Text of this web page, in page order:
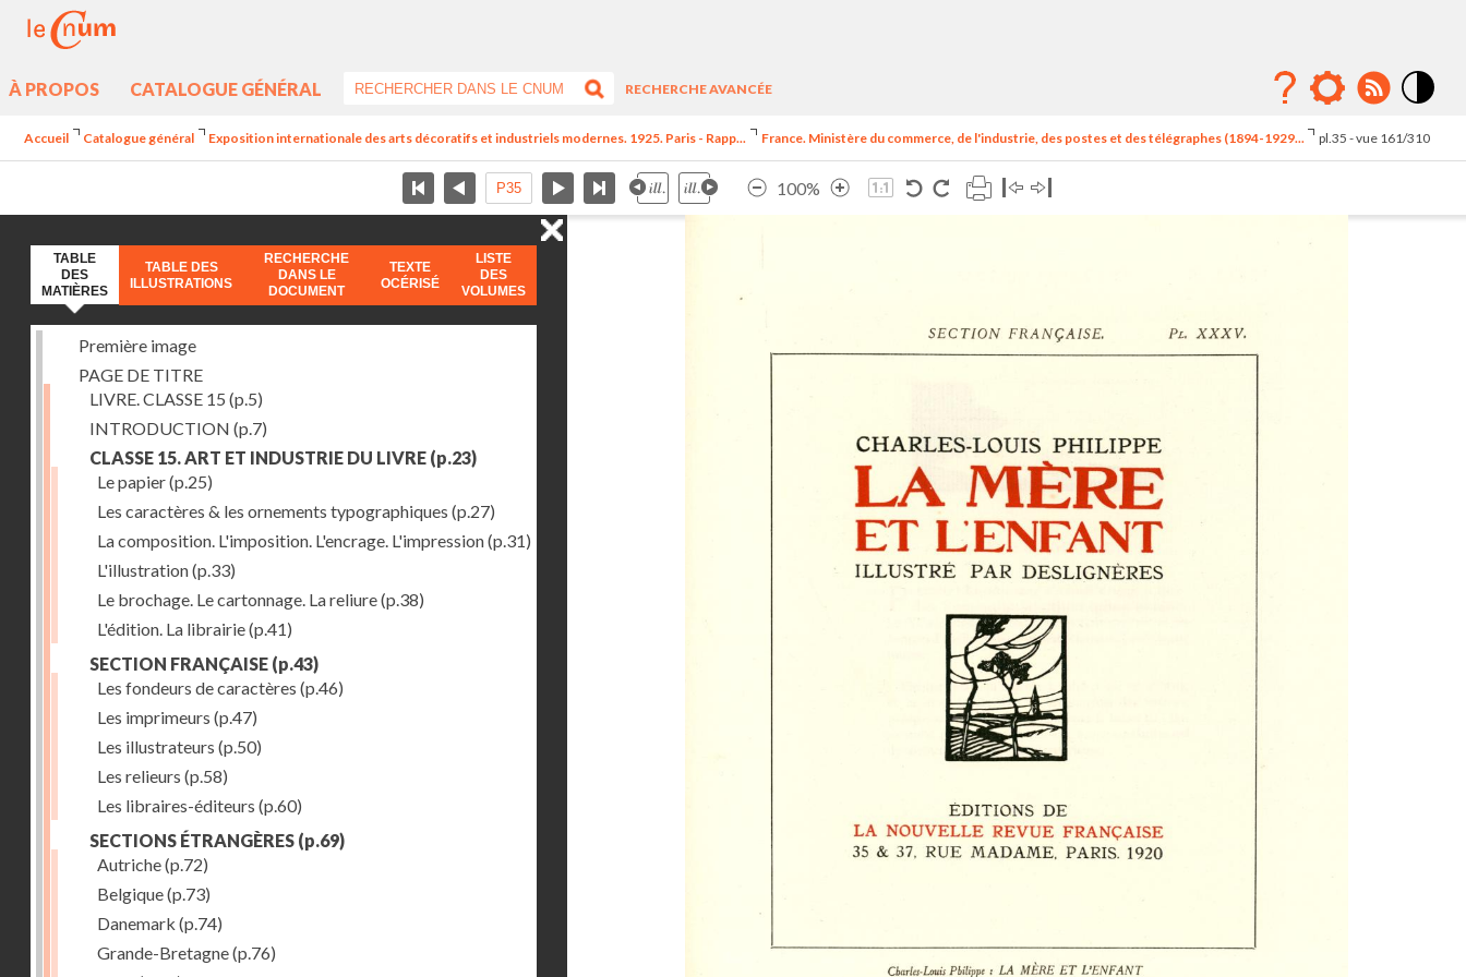
À PROPOS CATALOGUE GÉNÉRAL
RECHERCHE AVANCÉE
élévé
Accueil Catalogue général Exposition internationale des arts décoratifs et industriels modernes. 1925. Paris - Rapp... France. Ministère du commerce, de l'industrie, des postes et des télégraphes (1894-1929... pl.35 - vue 161/310
100%
TABLE
DES
MATIÈRES
TABLE DES
ILLUSTRATIONS
RECHERCHE
DANS LE
DOCUMENT
TEXTE
OCÉRISÉ
LISTE
DES
VOLUMES
Première image
PAGE DE TITRE
LIVRE. CLASSE 15 (p.5)
INTRODUCTION (p.7)
CLASSE 15. ART ET INDUSTRIE DU LIVRE (p.23)
Le papier(p.25)
Les caractères & les ornements typographiques (p.27)
La composition. L'imposition. L'encrage. L'impression(p.31)
L'illustration(p.33)
Le brochage. Le cartonnage. La reliure(p.38)
L'édition. La librairie(p.41)
SECTION FRANÇAISE (p.43)
Les fondeurs de caractères (p.46)
Les imprimeurs (p.47)
Les illustrateurs (p.50)
Les relieurs (p.58)
Les libraires-éditeurs (p.60)
SECTIONS ÉTRANGÈRES (p.69)
Autriche(p.72)
Belgique(p.73)
Danemark (p.74)
Grande-Bretagne(p.76)